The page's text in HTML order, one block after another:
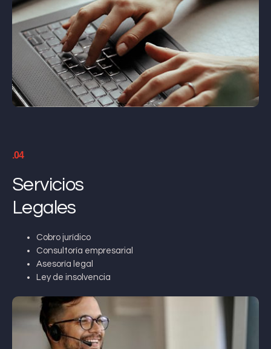
.04
Servicios
Legales
Cobro jurídico
Consultoría empresarial
Asesoría legal
Ley de insolvencia